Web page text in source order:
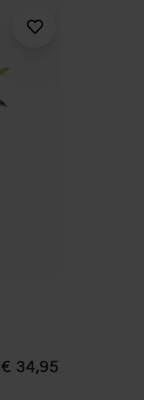
€ 34,95